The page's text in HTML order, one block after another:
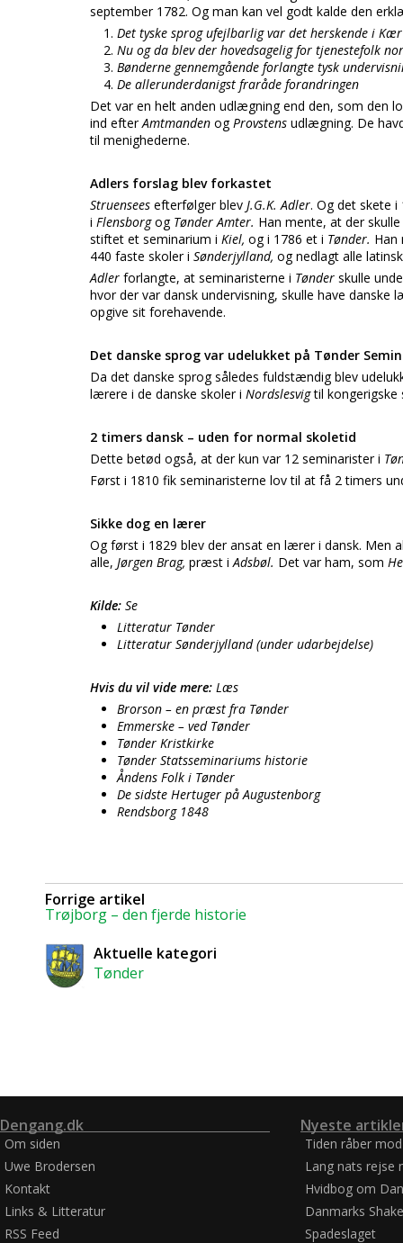
september 1782. Og man kan vel godt kalde den
Det tyske sprog ufejlbarlig var det herskende i
Nu og da blev der hovedsagelig for tjenestefolk
Bønderne gennemgående forlangte tysk
De allerunderdanigst fraråde forandringen
Det var en helt anden udlægning end den, som den
ind efterAmtmanden ogProvstens udlægning. De
til menighederne.
Adlers forslag blev forkastet
Struensees efterfølger blev J.G.K. Adler. Og det skete
i Flensborgog Tønder Amter. Han mente, at der
stiftet et seminarium i Kiel, og i 1786 et i Tønder. Han
440 faste skoler i Sønderjylland, og nedlagt alle
Adler forlangte, at seminaristerne i Tønder skulle
hvor der var dansk undervisning, skulle have danske
opgive sit forehavende.
Det danske sprog var udelukket på Tønder
Da det danske sprog således fuldstændig blev
lærere i de danske skoler i Nordslesvigtil
2 timers dansk – uden for normal skoletid
Dette betød også, at der kun var 12 seminarister i
Først i 1810 fik seminaristerne lov til at få 2 timers
Sikke dog en lærer
Og først i 1829 blev der ansat en lærer i dansk. Men
alle, Jørgen Brag, præst iAdsbøl. Det var ham, som
Kilde: Se
Litteratur Tønder
Litteratur Sønderjylland (under udarbejdelse)
Hvis du vil vide mere: Læs
Brorson – en præst fra Tønder
Emmerske – ved Tønder
Tønder Kristkirke
Tønder Statsseminariums historie
Åndens Folk i Tønder
De sidste Hertuger på Augustenborg
Rendsborg 1848
Forrige artikel
Trøjborg – den fjerde historie
Aktuelle kategori
Tønder
Dengang.dk
Om siden
Uwe Brodersen
Kontakt
Links & Litteratur
RSS Feed
Nyeste
Tiden råber
Lang nats rejse
Hvidbog om
Danmarks
Spadeslaget